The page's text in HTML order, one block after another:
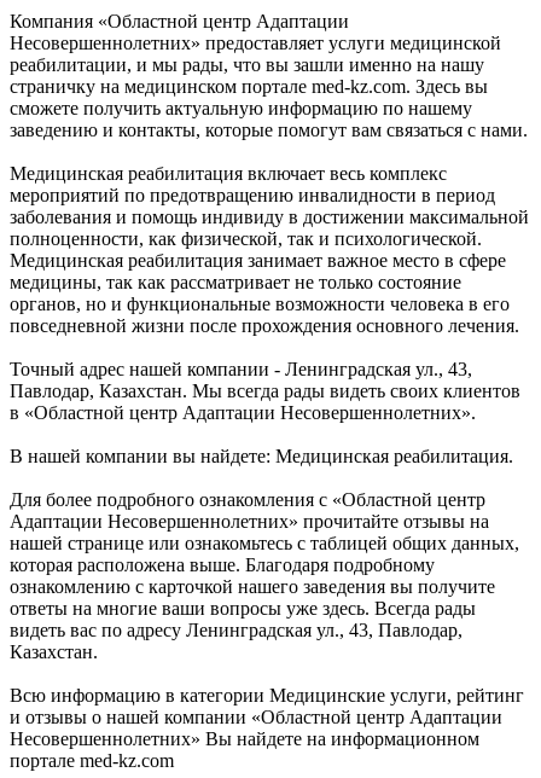
Компания «Областной центр Адаптации
Несовершеннолетних» предоставляет услуги медицинской
реабилитации, и мы рады, что вы зашли именно на нашу
страничку на медицинском портале med-kz.com. Здесь вы
сможете получить актуальную информацию по нашему
заведению и контакты, которые помогут вам связаться с нами.
Медицинская реабилитация включает весь комплекс
мероприятий по предотвращению инвалидности в период
заболевания и помощь индивиду в достижении максимальной
полноценности, как физической, так и психологической.
Медицинская реабилитация занимает важное место в сфере
медицины, так как рассматривает не только состояние
органов, но и функциональные возможности человека в его
повседневной жизни после прохождения основного лечения.
Точный адрес нашей компании - Ленинградская ул., 43,
Павлодар, Казахстан. Мы всегда рады видеть своих клиентов
в «Областной центр Адаптации Несовершеннолетних».
В нашей компании вы найдете: Медицинская реабилитация.
Для более подробного ознакомления с «Областной центр
Адаптации Несовершеннолетних» прочитайте отзывы на
нашей странице или ознакомьтесь с таблицей общих данных,
которая расположена выше. Благодаря подробному
ознакомлению с карточкой нашего заведения вы получите
ответы на многие ваши вопросы уже здесь. Всегда рады
видеть вас по адресу Ленинградская ул., 43, Павлодар,
Казахстан.
Всю информацию в категории Медицинские услуги, рейтинг
и отзывы о нашей компании «Областной центр Адаптации
Несовершеннолетних» Вы найдете на информационном
портале med-kz.com